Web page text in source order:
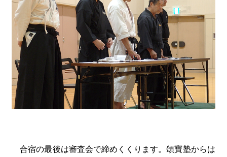
合宿の最後は審査会で締めくくります。頌寶塾からは